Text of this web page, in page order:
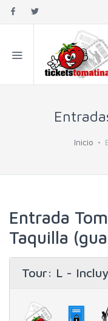
Inicio
Entrada
Taquilla
Tour: L -